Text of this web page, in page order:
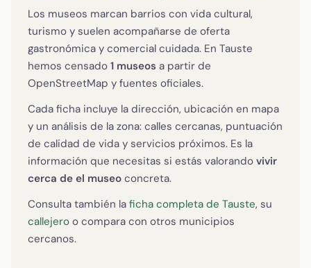
Los museos marcan barrios con vida cultural,
turismo y suelen acompañarse de oferta
gastronómica y comercial cuidada. En Tauste
hemos censado 1 museos a partir de
OpenStreetMap y fuentes oficiales.
Cada ficha incluye la dirección, ubicación en mapa
y un análisis de la zona: calles cercanas, puntuación
de calidad de vida y servicios próximos. Es la
información que necesitas si estás valorando vivir
cerca de el museo concreta.
Consulta también la ficha completa de Tauste, su
callejero o compara con otros municipios
cercanos.